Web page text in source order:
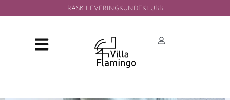
RASK LEVERINGKUNDEKLUBB